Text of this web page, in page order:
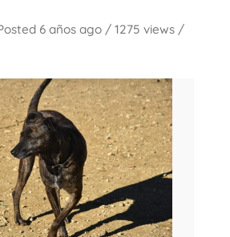
6 años ago/ 1275 views /